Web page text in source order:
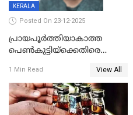
KERALA
Posted On 23-12-2025
പ്രായപൂർത്തിയാകാത്ത
പെൺകുട്ടിയ്ക്കെതിരെ
59 വർഷം തടവും 90,൦൦൦ രൂപ
പിഴയും ശിക്ഷ
1 Min Read View All